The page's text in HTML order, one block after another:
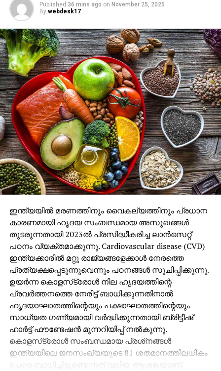
Published 36 mins ago on November 25, 2025
By webdesk17
ഇന്ത്യയില്‍ മരണത്തിനും വൈകല്യത്തിനും പ്രധാന
കാരണമായി ഹൃദയ സംബന്ധമായ അസുഖങ്ങള്‍
തുടരുന്നതായി 2023ല്‍ പ്രസിദ്ധീകരിച്ച ലാന്‍സെറ്റ്
പഠനം വ്യക്തമാക്കുന്നു. Cardiovascular disease (CVD)
ഇന്ത്യക്കാരില്‍ മറ്റു രാജ്യങ്ങളേക്കാള്‍ നേരത്തെ
പ്രത്യക്ഷപ്പെടുന്നുവെന്നും പഠനങ്ങള്‍ സൂചിപ്പിക്കുന്നു.
ഉയര്‍ന്ന കൊളസ്‌ട്രോള്‍ നില ഹൃദയത്തിന്റെ
പ്രവര്‍ത്തനത്തെ നേരിട്ട് ബാധിക്കുന്നതിനാല്‍
ഹൃദയാഘാതത്തിന്റെയും പക്ഷാഘാതത്തിന്റെയും
സാധ്യത ഗണ്യമായി വര്‍ദ്ധിക്കുന്നതായി ബ്രിട്ടീഷ്
ഹാര്‍ട്ട് ഫൗണ്ടേഷന്‍ മുന്നറിയിപ്പ് നല്‍കുന്നു.
കൊളസ്‌ട്രോള്‍ സംബന്ധമായ പ്രശ്‌നങ്ങള്‍
ഇന്ത്യയിലെ ജനസംഖ്യയുടെ 81 ശതമാനത്തിലധികം